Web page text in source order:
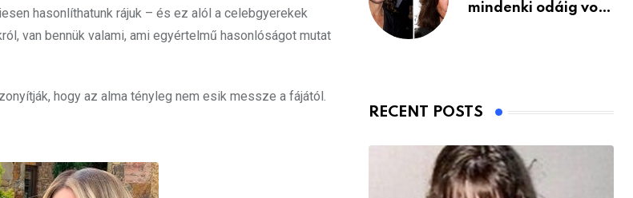
hasonlíthatunk rájuk – és ez alól a celebgyerekek
van bennük valami, ami egyértelmű hasonlóságot mutat
hogy az alma tényleg nem esik messze a fájától.
mindenki odáig volt
RECENT POSTS